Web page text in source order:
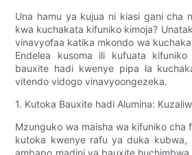
Una hamu ya kujua ni kiasi gani cha
kwa kuchakata kifuniko kimoja?
vinavyofaa katika mkondo wa
Endelea kusoma ili kufuata
bauxite hadi kwenye pipa la
vitendo vidogo vinavyoongezeka.
1. Kutoka Bauxite hadi Alumina:
Mzunguko wa maisha wa kifuniko cha
kutoka kwenye rafu ya duka kubwa,
ambapo madini ya bauxite